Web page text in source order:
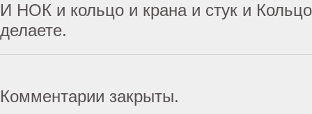
И НОК и кольцо и крана и стук и
делаете.
Комментарии закрыты.